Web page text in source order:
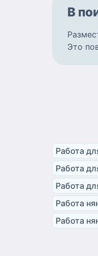
В
Это
Работа
Работа
Работа
Работа
Работа